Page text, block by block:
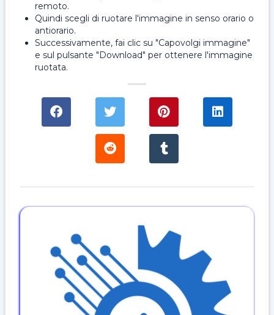
remoto.
Quindi scegli di ruotare l'immagine in senso orario o
antiorario.
Successivamente, fai clic su "Capovolgi immagine"
e sul pulsante "Download" per ottenere l'immagine
ruotata.